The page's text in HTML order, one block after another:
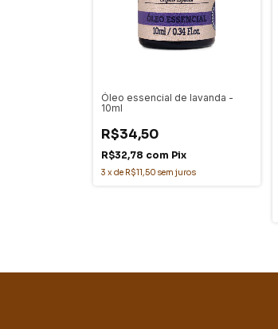
Óleo essencial de lavanda -
10ml
R$34,50
R$32,78 com Pix
3 xde R$11,50 sem juros